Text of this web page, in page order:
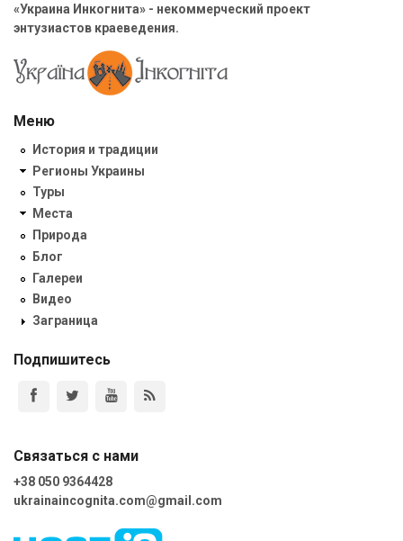
«Украина Инкогнита» - некоммерческий проект
энтузиастов краеведения.
Меню
История и традиции
Регионы Украины
Туры
Места
Природа
Блог
Галереи
Видео
Заграница
Подпишитесь
Связаться с нами
+38 050 9364428
ukrainaincognita.com@gmail.com